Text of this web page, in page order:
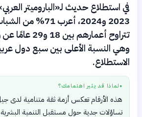
في استطلاع حديث لـ«الباروميتر
2023 و2024، أعرب
تتراوح أعمارهم
وهي النسبة الأعلى بين سبع دول
الاستطلاع.
● لماذا قد يثير اهتمامك؟
هذه الأرقام تعكس أزمة ثقة متنامية لدى
تساؤلات جدية حول مستقبل التنمية البشرية